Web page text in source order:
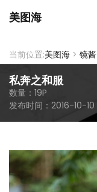
美图海
当前位置:美图海 > 镜酱
私奔之和服
数量： 19P
发布时间： 2016-10-10